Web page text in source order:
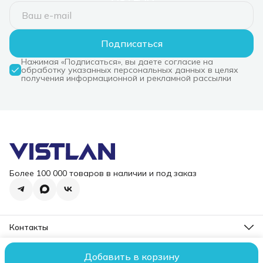
Добавить в корзину
тепл. трубок, Copper
cover, черный) RET
BKNNMN-GJD)
Подписаться
Нажимая «Подписаться», вы даете согласие на
обработку указанных персональных данных в целях
получения информационной и рекламной рассылки
Более 100 000 товаров в наличии и под заказ
Контакты
Режим работы
2006 – 2026 ООО "ВИСТЛАН". Все права защищены.